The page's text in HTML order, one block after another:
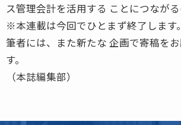
ス管理会計を活用する ことにつながる
※本連載は今回でひとまず終了します。
筆者には、また新たな 企画で寄稿を
す。
（本誌編集部）